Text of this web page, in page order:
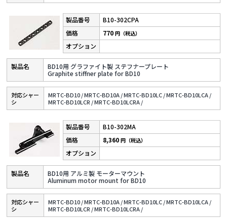
B10-302CPA
BD10用 グラファイト製 ステフナープレート
Graphite stiffner plate for BD10
770円（税込）
対応シャー
シ
MRTC-BD10 /MRTC-BD10A /MRTC-BD10LC /MRTC-BD10LCA /
MRTC-BD10LCR /MRTC-BD10LCRA /
B10-302MA
BD10用 アルミ製 モーターマウント
Aluminum motor mount for BD10
8,360円（税込）
対応シャー
シ
MRTC-BD10 /MRTC-BD10A /MRTC-BD10LC /MRTC-BD10LCA /
MRTC-BD10LCR /MRTC-BD10LCRA /